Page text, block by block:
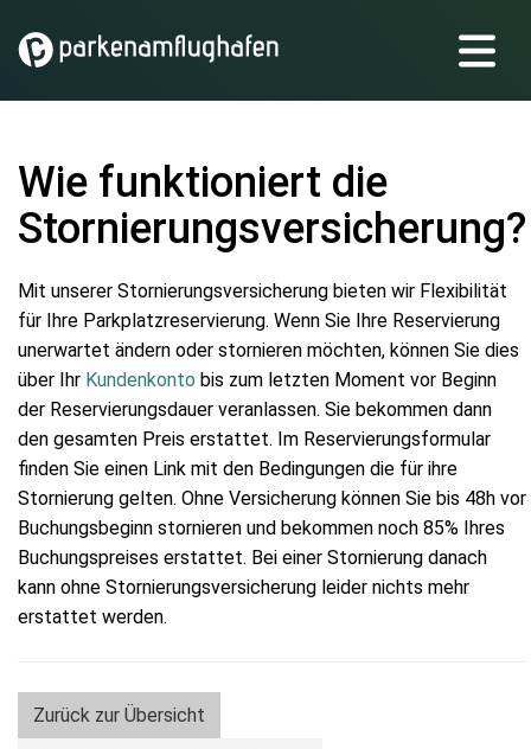
Wie funktioniert die
Stornierungsversicherung?
Mit unserer Stornierungsversicherung bieten wir Flexibilität
für Ihre Parkplatzreservierung. Wenn Sie Ihre Reservierung
unerwartet ändern oder stornieren möchten, können Sie dies
über Ihr Kundenkonto bis zum letzten Moment vor Beginn
der Reservierungsdauer veranlassen. Sie bekommen dann
den gesamten Preis erstattet. Im Reservierungsformular
finden Sie einen Link mit den Bedingungen die für ihre
Stornierung gelten. Ohne Versicherung können Sie bis 48h vor
Buchungsbeginn stornieren und bekommen noch 85% Ihres
Buchungspreises erstattet. Bei einer Stornierung danach
kann ohne Stornierungsversicherung leider nichts mehr
erstattet werden.
Zurück zur Übersicht